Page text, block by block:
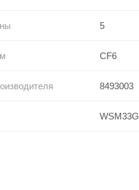
5
CF6
8493003
WSM33G